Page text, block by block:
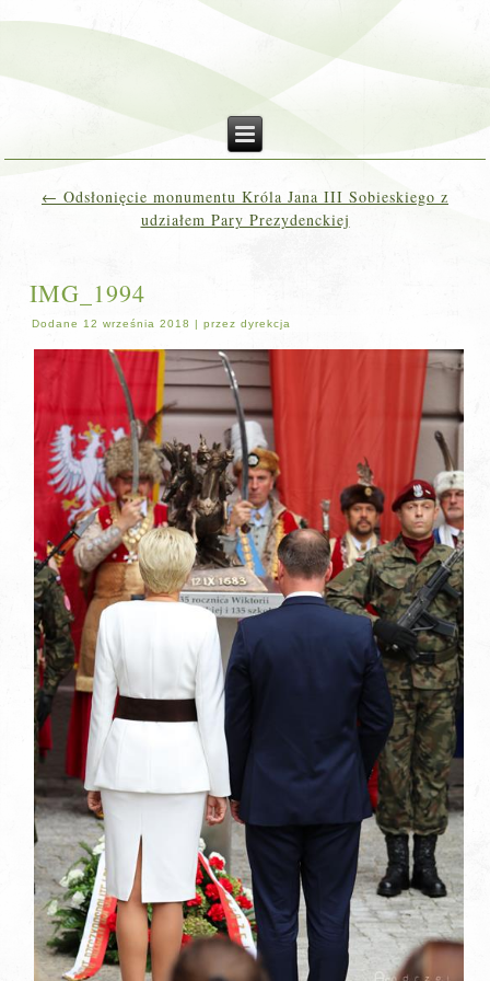
← Odsłonięcie monumentu Króla Jana III Sobieskiego z
udziałem Pary Prezydenckiej
IMG_1994
Dodane 12 września 2018 |przez dyrekcja